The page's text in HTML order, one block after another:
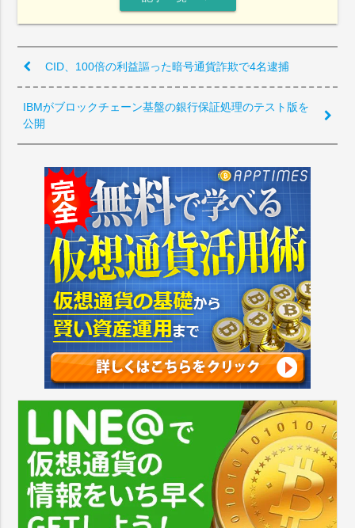
CID、100倍の利益謳った暗号通貨詐欺で4名逮捕
IBMがブロックチェーン基盤の銀行保証処理のテスト版を
公開